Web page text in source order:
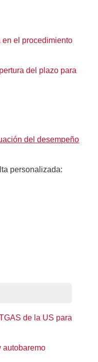
el procedimiento
del plazo para
del desempeño
personalizada:
de la US para
autobaremo